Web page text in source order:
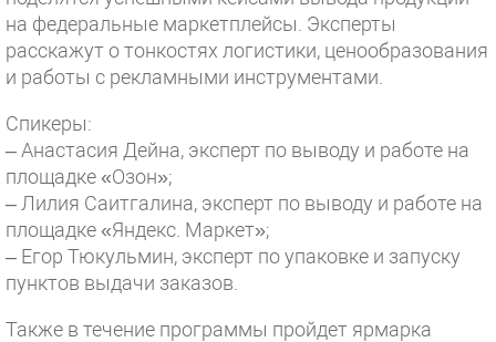
на федеральные маркетплейсы. Эксперты
расскажут о тонкостях логистики, ценообразования
и работы с рекламными инструментами.
Спикеры:
– Анастасия Дейна, эксперт по выводу и работе на
площадке «Озон»;
– Лилия Саитгалина, эксперт по выводу и работе на
площадке «Яндекс. Маркет»;
– Егор Тюкульмин, эксперт по упаковке и запуску
пунктов выдачи заказов.
Также в течение программы пройдет ярмарка